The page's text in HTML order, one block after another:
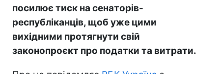
посилює тиск на сенаторів-
республіканців, щоб уже цими
вихідними протягнути свій
законопроєкт про податки та витрати.